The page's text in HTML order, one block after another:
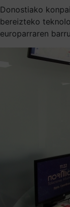
Donostiako
bereizteko
europarraren